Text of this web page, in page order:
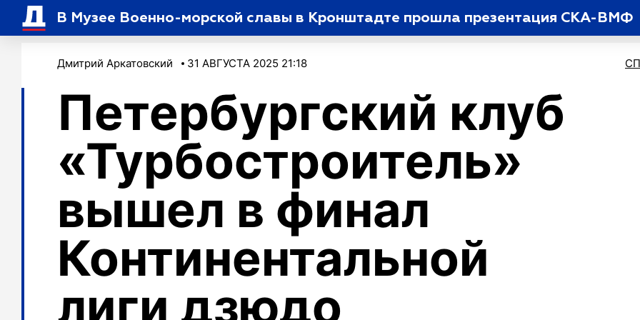
В Музее Военно-морской славы в Кронштадте прошла презентация СКА-ВМФ
Дмитрий Аркатовский 31 АВГУСТА 2025 21:18
Петербургский клуб
«Турбостроитель»
вышел в финал
Континентальной
лиги дзюдо